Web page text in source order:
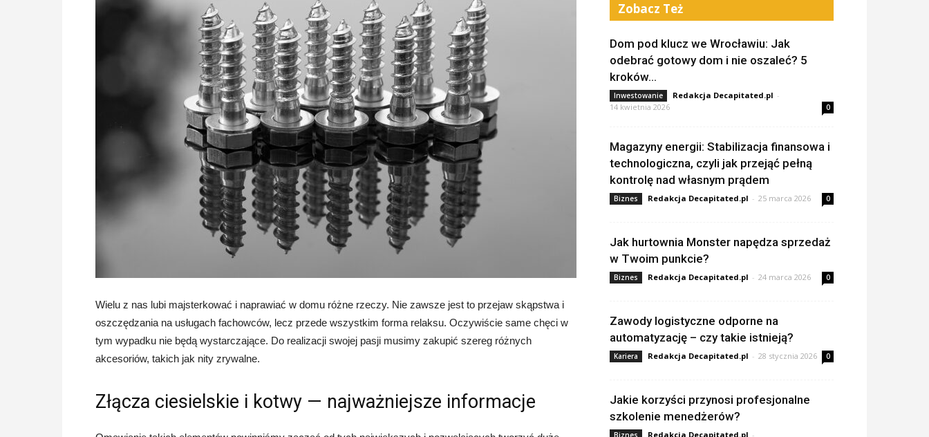
Wielu z nas lubi majsterkować i naprawiać w domu różne rzeczy. Nie zawsze jest to przejaw skąpstwa i
oszczędzania na usługach fachowców, lecz przede wszystkim forma relaksu. Oczywiście same chęci w
tym wypadku nie będą wystarczające. Do realizacji swojej pasji musimy zakupić szereg różnych
akcesoriów, takich jak nity zrywalne.
Złącza ciesielskie i kotwy — najważniejsze informacje
Zobacz Też
Dom pod klucz we Wrocławiu: Jak
odebrać gotowy dom i nie oszaleć? 5
kroków...
Inwestowanie Redakcja Decapitated.pl -
14 kwietnia 2026
0
Magazyny energii: Stabilizacja finansowa i
technologiczna, czyli jak przejąć pełną
kontrolę nad własnym prądem
Biznes Redakcja Decapitated.pl - 25 marca 2026 0
Jak hurtownia Monster napędza sprzedaż
w Twoim punkcie?
Biznes Redakcja Decapitated.pl - 24 marca 2026 0
Zawody logistyczne odporne na
automatyzację – czy takie istnieją?
Kariera Redakcja Decapitated.pl - 28 stycznia 2026 0
Jakie korzyści przynosi profesjonalne
szkolenie menedżerów?
Biznes Redakcja Decapitated.pl -